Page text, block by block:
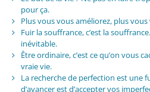
pour ça.
Plus vous vous améliorez, plus
Fuir la souffrance, c’est la
inévitable.
Être ordinaire, c’est ce qu’on vous
vraie vie.
La recherche de perfection est une
d’avancer est d’accepter vos